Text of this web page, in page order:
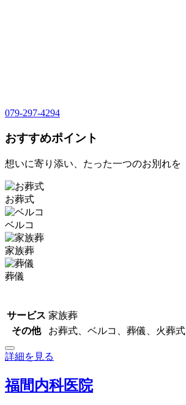
079-297-4294
おすすめポイント
想いに寄り添い、たった一つのお別れを
お葬式
ベルコ
家族葬
葬儀
サービス 家族葬
その他
お葬式、ベルコ、葬儀、火葬式
詳細を見る
福間内科医院